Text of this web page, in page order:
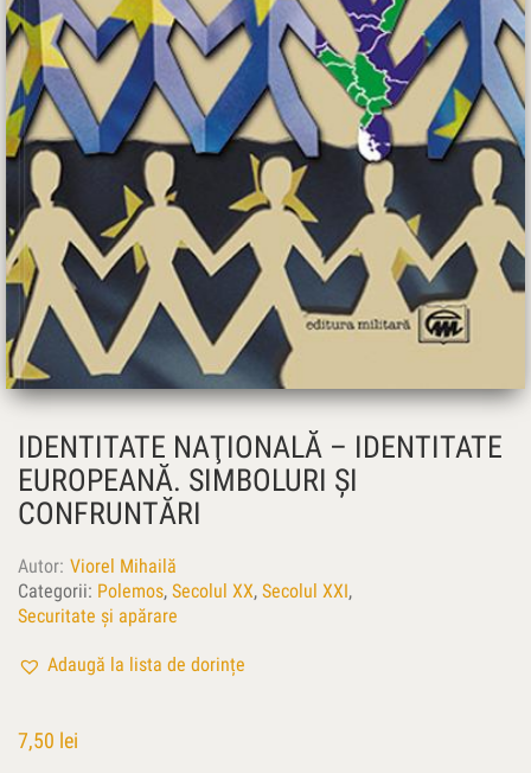
IDENTITATE NAŢIONALĂ – IDENTITATE
EUROPEANĂ. SIMBOLURI ŞI
CONFRUNTĂRI
Autor Viorel Mihailă
Categorii: Polemos, Secolul XX, Secolul XXI,
Securitate și apărare
Adaugă la lista de dorințe
7,50 lei